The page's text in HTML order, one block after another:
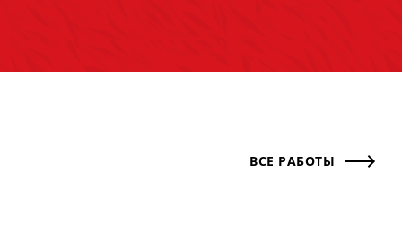
ВСЕ РАБОТЫ